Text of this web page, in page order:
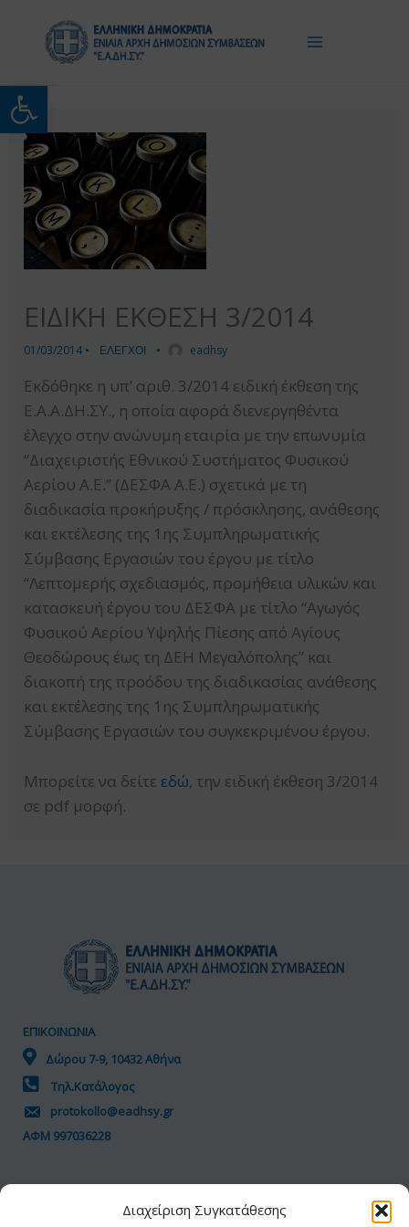
Ανοίξτε τη γραμμή
Διαχείριση Συγκατάθεσης
περιεχόμενο
ΕΙΔΙΚΗ ΕΚΘΕΣΗ 3/2014
01/03/2014 • ΕΛΕΓΧΟΙ • eadhsy
Εκδόθηκε η υπ’ αριθ. 3/2014 ειδική έκθεση της
Ε.Α.Α.ΔΗ.ΣΥ., η οποία αφορά διενεργηθέντα
έλεγχο στην ανώνυμη εταιρία με την επωνυμία
“Διαχειριστής Εθνικού Συστήματος Φυσικού
Αερίου Α.Ε.” (ΔΕΣΦΑ Α.Ε.) σχετικά με τη
διαδικασία προκήρυξης / πρόσκλησης, ανάθεσης
και εκτέλεσης της 1ης Συμπληρωματικής
Σύμβασης Εργασιών του έργου με τίτλο
“Λεπτομερής σχεδιασμός, προμήθεια υλικών και
κατασκευή έργου του ΔΕΣΦΑ με τίτλο “Αγωγός
Φυσικού Αερίου Υψηλής Πίεσης από Αγίους
Θεοδώρους έως τη ΔΕΗ Μεγαλόπολης” και
διακοπή της προόδου της διαδικασίας ανάθεσης
και εκτέλεσης της 1ης Συμπληρωματικής
Σύμβασης Εργασιών του συγκεκριμένου έργου.
Μπορείτε να δείτε εδώ, την ειδική έκθεση 3/2014
σε pdf μορφή.
ΕΠΙΚΟΙΝΩΝΙΑ
Δώρου 7-9, 10432 Αθήνα
Τηλ.Κατάλογος
protokollo@eadhsy.gr
ΑΦΜ 997036228